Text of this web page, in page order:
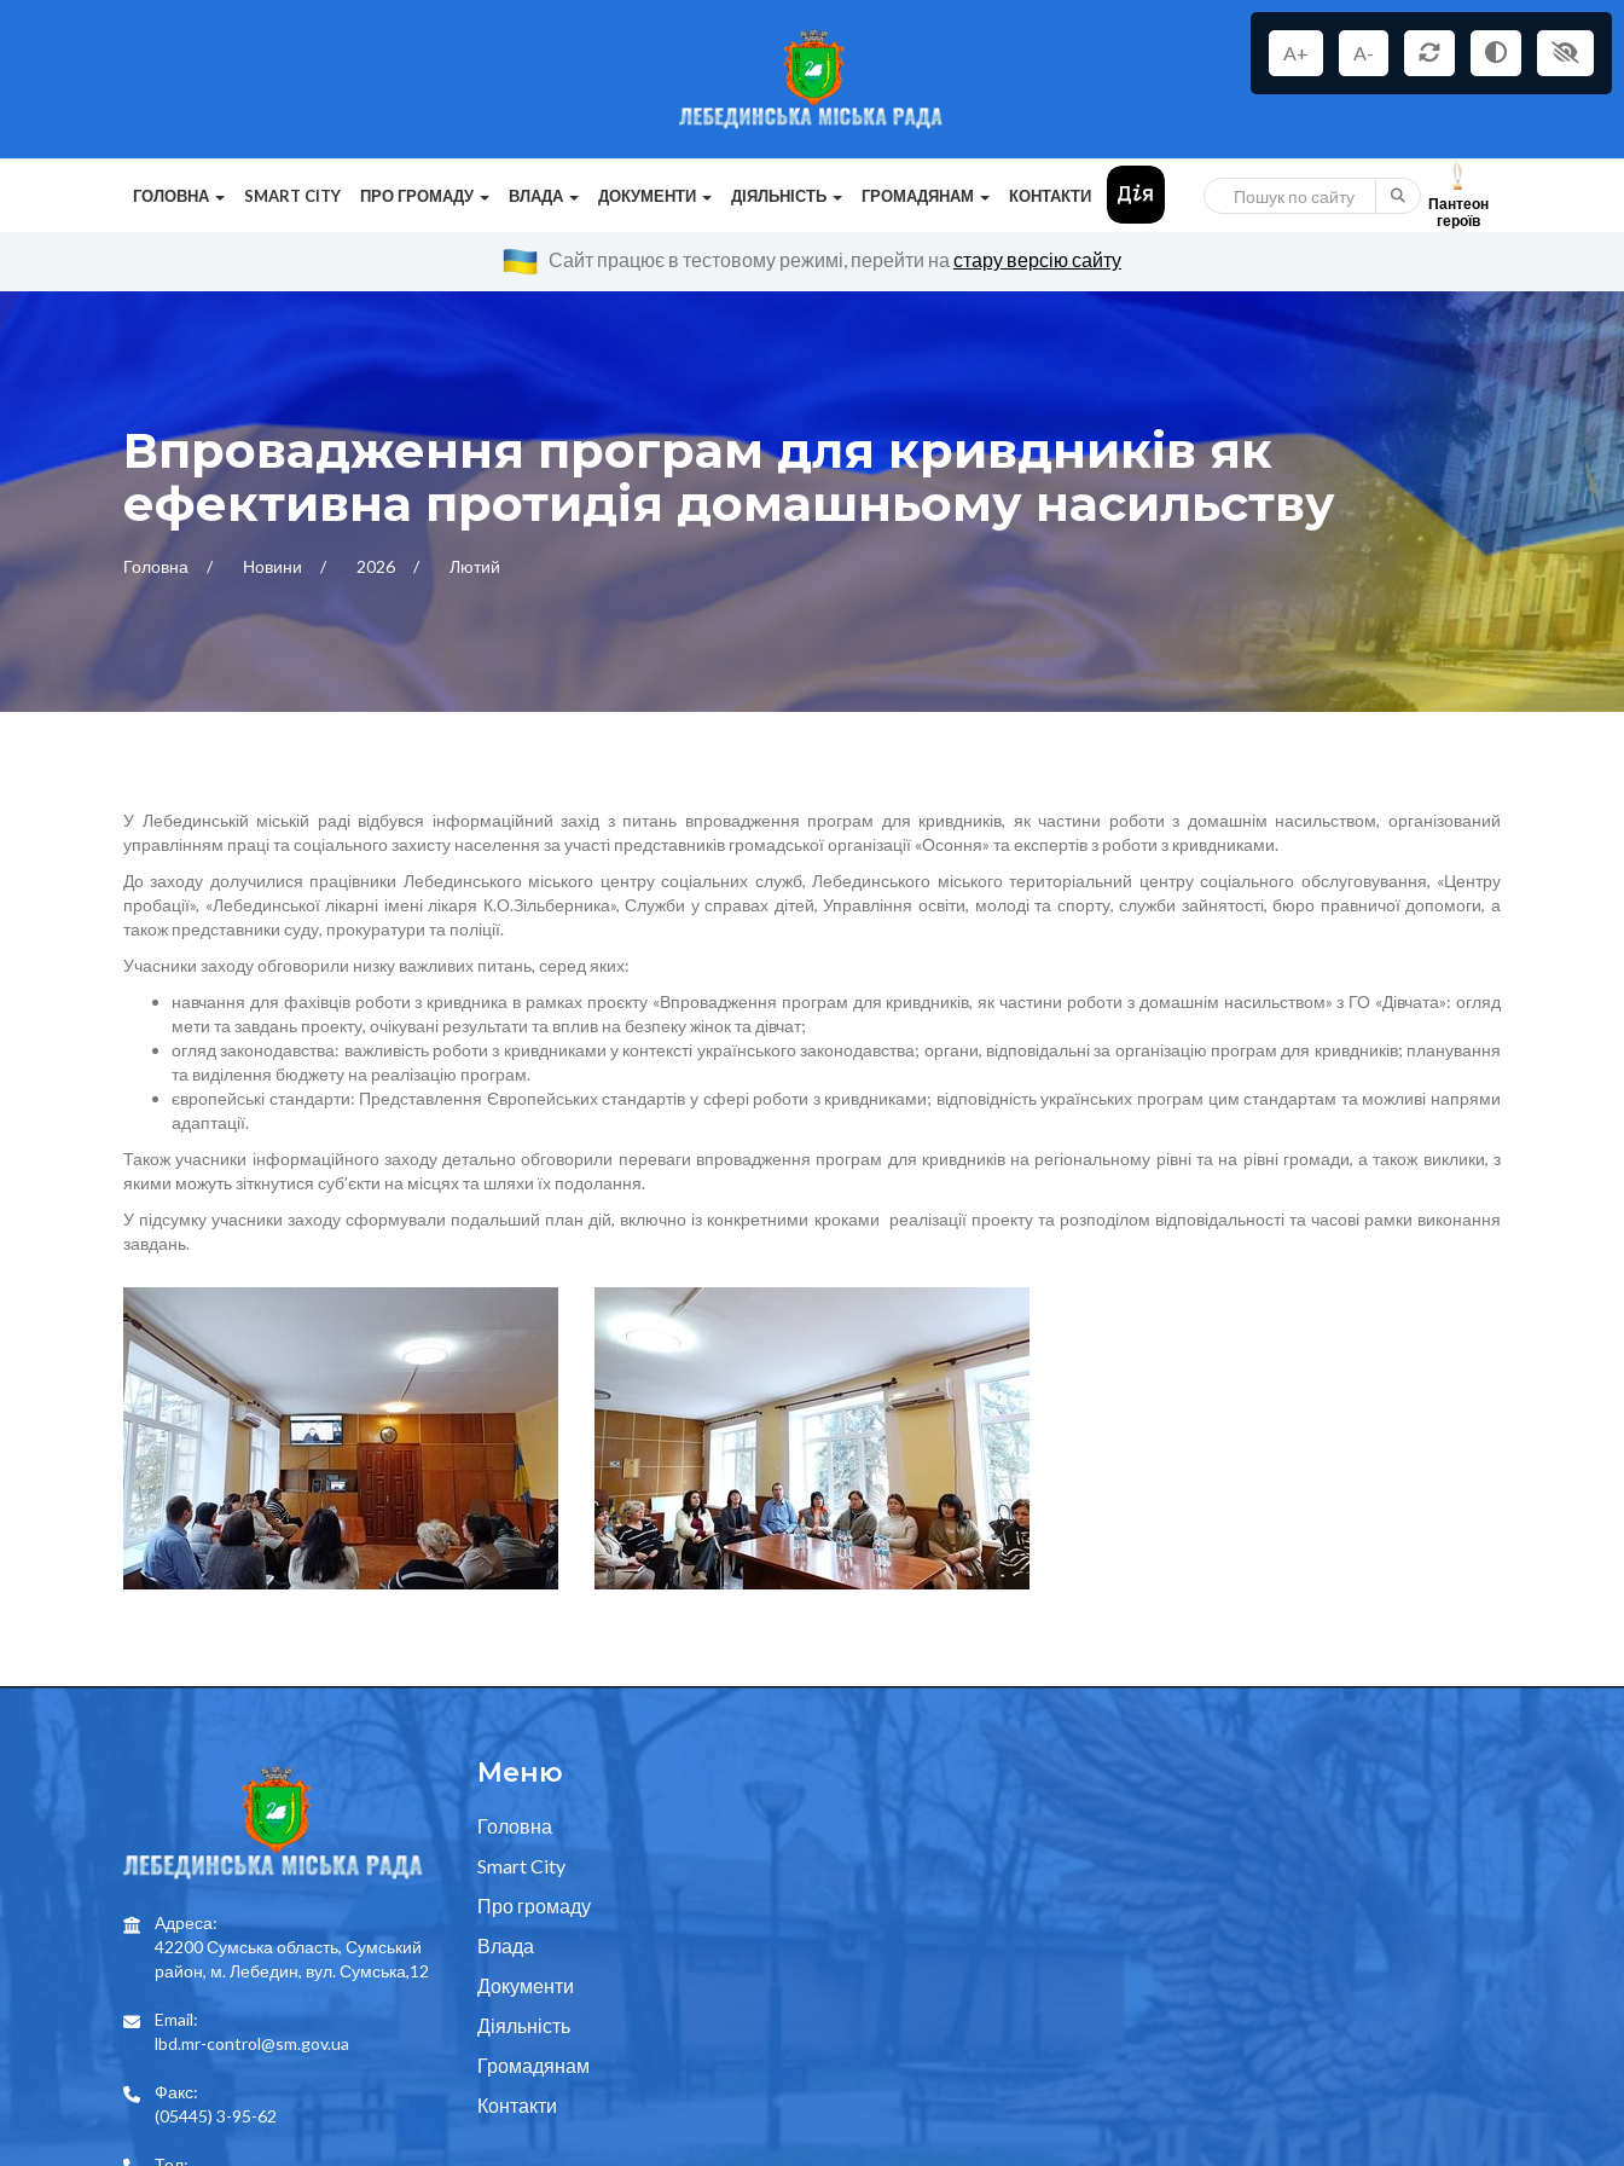
ГОЛОВНА SMART CITY ПРО ГРОМАДУ ВЛАДА ДОКУМЕНТИ ДІЯЛЬНІСТЬ ГРОМАДЯНАМ КОНТАКТИ
Пантеон
героїв
A+ A-
Сайт працює в тестовому режимі, перейти на стару версію сайту
Впровадження програм для кривдників як
ефективна протидія домашньому насильству
Головна Новини 2026 Лютий
У Лебединській міській раді відбувся інформаційний захід з питань впровадження програм для кривдників, як частини роботи з домашнім насильством, організований
управлінням праці та соціального захисту населення за участі представників громадської організації «Осоння» та експертів з роботи з кривдниками.
До заходу долучилися працівники Лебединського міського центру соціальних служб, Лебединського міського територіальний центру соціального обслуговування, «Центру
пробації», «Лебединської лікарні імені лікаря К.О.Зільберника», Служби у справах дітей, Управління освіти, молоді та спорту, служби зайнятості, бюро правничої допомоги, а
також представники суду, прокуратури та поліції.
Учасники заходу обговорили низку важливих питань, серед яких:
навчання для фахівців роботи з кривдника в рамках проєкту «Впровадження програм для кривдників, як частини роботи з домашнім насильством» з ГО «Дівчата»: огляд
мети та завдань проекту, очікувані результати та вплив на безпеку жінок та дівчат;
огляд законодавства: важливість роботи з кривдниками у контексті українського законодавства; органи, відповідальні за організацію програм для кривдників; планування
та виділення бюджету на реалізацію програм.
європейські стандарти: Представлення Європейських стандартів у сфері роботи з кривдниками; відповідність українських програм цим стандартам та можливі напрями
адаптації.
Також учасники інформаційного заходу детально обговорили переваги впровадження програм для кривдників на регіональному рівні та на рівні громади, а також виклики, з
якими можуть зіткнутися суб’єкти на місцях та шляхи їх подолання.
У підсумку учасники заходу сформували подальший план дій, включно із конкретними кроками реалізації проекту та розподілом відповідальності та часові рамки виконання
завдань.
Адреса:
42200 Сумська область, Сумський
район, м. Лебедин, вул. Сумська,12
Email:
lbd.mr-control@sm.gov.ua
Факс:
(05445) 3-95-62
Меню
Головна
Smart City
Про громаду
Влада
Документи
Діяльність
Громадянам
Контакти